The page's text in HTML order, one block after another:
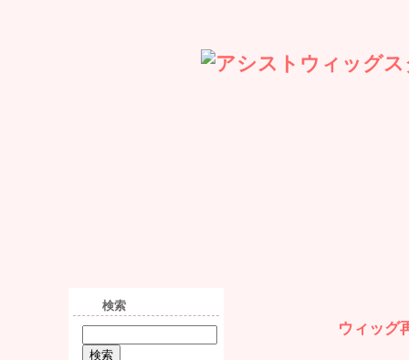
アーカイブ
ウィッグ
検索